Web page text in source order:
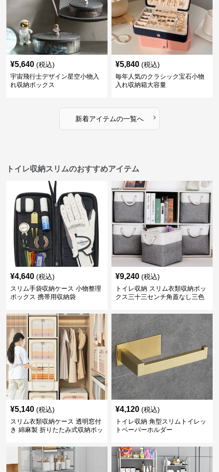
¥5,640 (税込)
宇宙飛行士デザイン星空小物入
れ収納ボックス
¥5,840 (税込)
毎年人気のクラシック宝石小物
入れ収納箱大容量
新着アイテムの一覧へ ›
トイレ収納スリムのおすすめアイテム
¥4,640 (税込)
スリム手袋収納ケース 小物整理
ボックス 携帯用収納袋
¥9,240 (税込)
トイレ収納 スリム衣類収納ボッ
クス三十三センチ角蓋なし三色
¥5,140 (税込)
スリム衣類収納ケース 透明窓付
き 綿麻製 折りたたみ式収納ボッ
¥4,120 (税込)
トイレ収納 角型スリムトイレッ
トペーパーホルダー